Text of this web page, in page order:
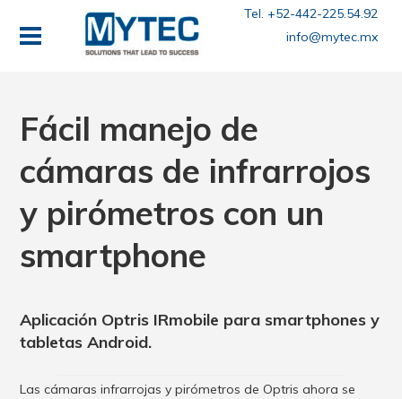
Tel. +52-442-225.54.92
info@mytec.mx
Fácil manejo de
cámaras de infrarrojos
y pirómetros con un
smartphone
Aplicación Optris IRmobile para smartphones y
tabletas Android.
Las cámaras infrarrojas y pirómetros de Optris ahora se